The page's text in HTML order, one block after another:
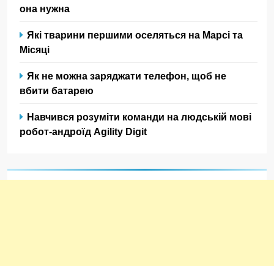
она нужна
Які тварини першими оселяться на Марсі та
Місяці
Як не можна заряджати телефон, щоб не
вбити батарею
Навчився розуміти команди на людській мові
робот-андроїд Agility Digit